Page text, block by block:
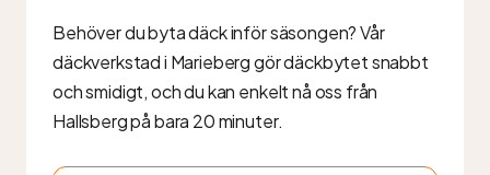
Behöver du byta däck inför säsongen? Vår
däckverkstad i Marieberg gör däckbytet snabbt
och smidigt, och du kan enkelt nå oss från
Hallsberg på bara 20 minuter.